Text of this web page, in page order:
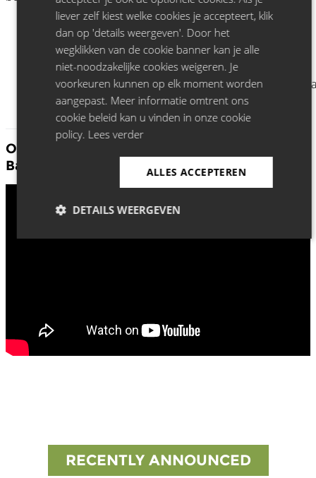
Ontdek meer Matthysen, Mosuse en Van
Ballaert:
RECENTLY ANNOUNCED
liever zelf kiest welke cookies je accepteert, klik
dan op 'details weergeven'. Door het
wegklikken van de cookie banner kan je alle
niet-noodzakelijke cookies weigeren. Je
voorkeuren kunnen op elk moment worden
aangepast. Meer informatie omtrent ons
cookie beleid kan u vinden in onze cookie
policy. Lees verder
ALLES ACCEPTEREN
DETAILS WEERGEVEN